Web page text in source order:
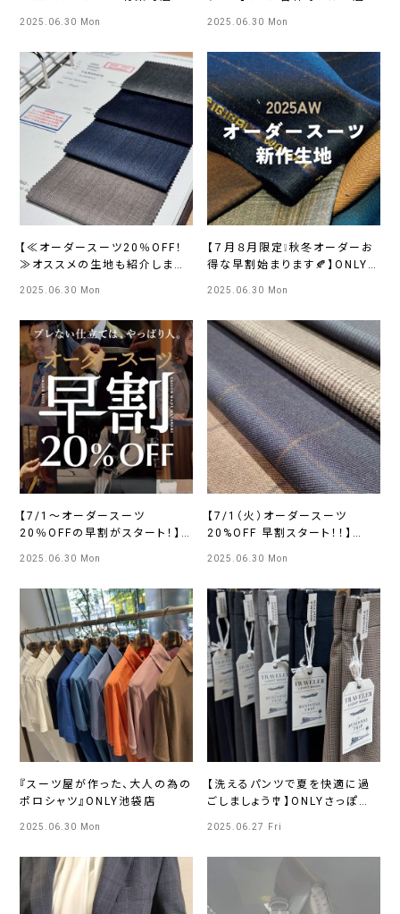
2025.06.30 Mon 2025.06.30 Mon
【≪オーダースーツ20％OFF！
≫オススメの生地も紹介しま
2025.06.30 Mon
【７月８月限定❕秋冬オーダーお
得な早割始まります🍂】ONLY
2025.06.30 Mon
【7/1～オーダースーツ
20％OFFの早割がスタート！】
2025.06.30 Mon
【7/1（火）オーダースーツ
20%OFF 早割スタート！！】
2025.06.30 Mon
『スーツ屋が作った、大人の為の
ポロシャツ』ONLY池袋店
2025.06.30 Mon
【洗えるパンツで夏を快適に過
ごしましょう🎐】ONLYさっぽろ
2025.06.27 Fri